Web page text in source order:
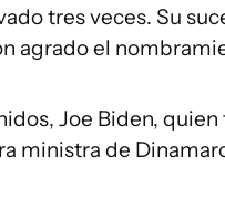
tres veces. Su
agrado el
Joe Biden,
ministra de